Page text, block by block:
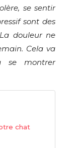
se sentir
sont des
douleur ne
Cela va
se montrer
chat